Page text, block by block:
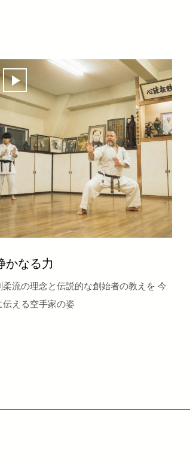
かなる力
柔流の理念と伝説的な創始者の教えを 今
伝える空手家の姿